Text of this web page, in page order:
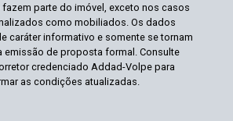
parte do imóvel, exceto nos casos
como mobiliados. Os dados
caráter informativo e somente se tornam
emissão de proposta formal. Consulte
credenciado Addad-Volpe para
as condições atualizadas.